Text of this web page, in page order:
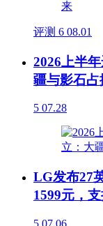
评测 6 08.01
2026上半
疆与影石
5 07.28
LG发布27
1599元，
5 07.06